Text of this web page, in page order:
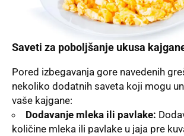
Saveti za poboljšanje ukusa
Pored izbegavanja gore navedenih
nekoliko dodatnih saveta koji mogu
vaše kajgane:
Dodavanje mleka ili pavlake:
količine mleka ili pavlake u jaja pre